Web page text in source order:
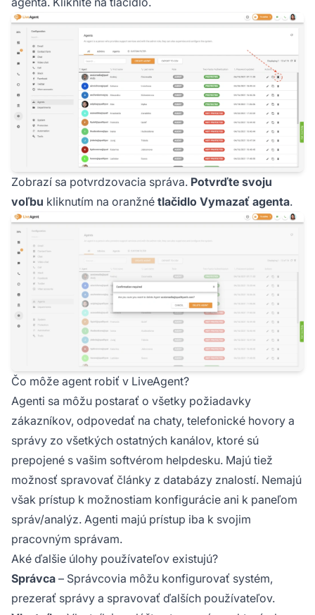
Zobrazí sa potvrdzovacia správa. Potvrďte svoju
voľbu kliknutím na oranžné tlačidlo Vymazať agenta.
Čo môže agent robiť v LiveAgent?
Agenti sa môžu postarať o všetky požiadavky
zákazníkov, odpovedať na chaty, telefonické hovory a
správy zo všetkých ostatných kanálov, ktoré sú
prepojené s vašim softvérom helpdesku. Majú tiež
možnosť spravovať články z databázy znalostí. Nemajú
však prístup k možnostiam konfigurácie ani k paneľom
správ/analýz. Agenti majú prístup iba k svojim
pracovným správam.
Aké ďalšie úlohy používateľov existujú?
Správca – Správcovia môžu konfigurovať systém,
prezerať správy a spravovať ďalších používateľov.